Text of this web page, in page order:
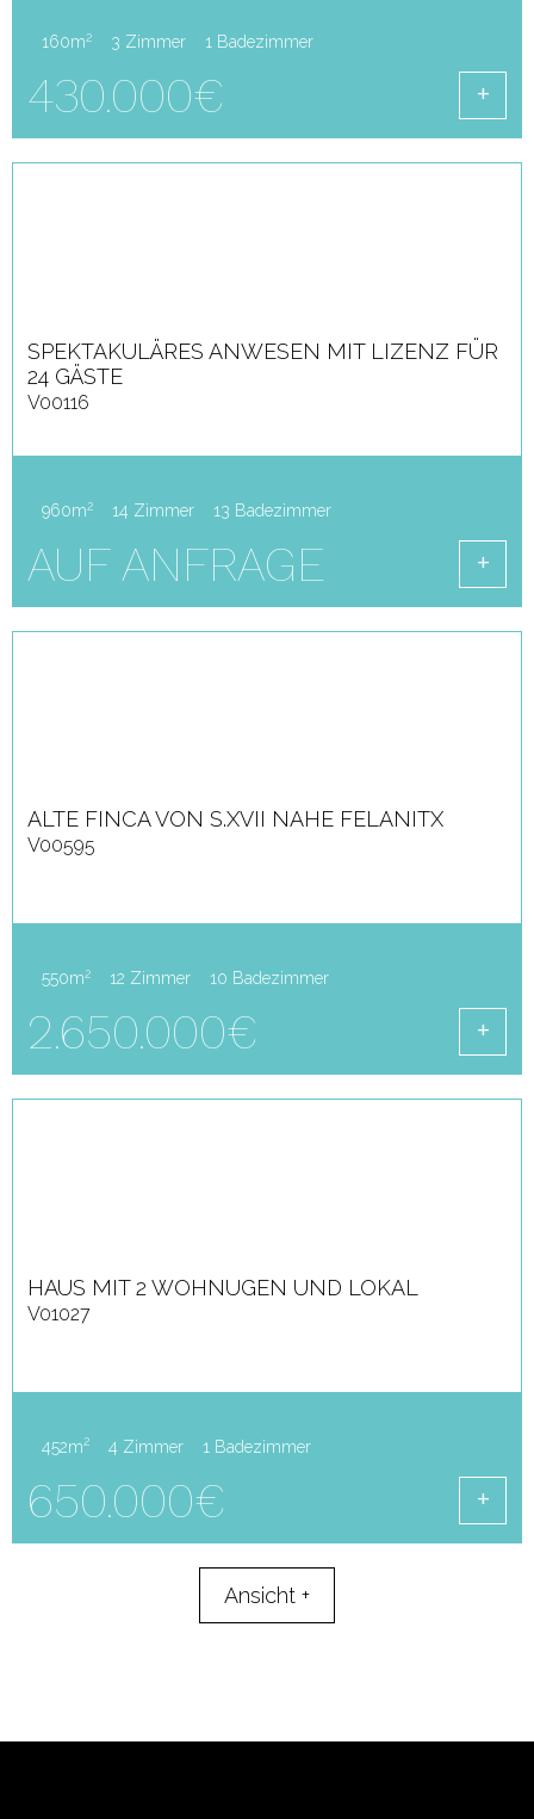
160m2 3 Zimmer 1 Badezimmer
430.000€
SPEKTAKULÄRES ANWESEN MIT LIZENZ FÜR
24 GÄSTE
V00116
960m2 14 Zimmer 13 Badezimmer
AUF ANFRAGE
ALTE FINCA VON S.XVII NAHE FELANITX
V00595
550m2 12 Zimmer 10 Badezimmer
2.650.000€
HAUS MIT 2 WOHNUGEN UND LOKAL
V01027
452m2 4 Zimmer 1 Badezimmer
650.000€
Ansicht +